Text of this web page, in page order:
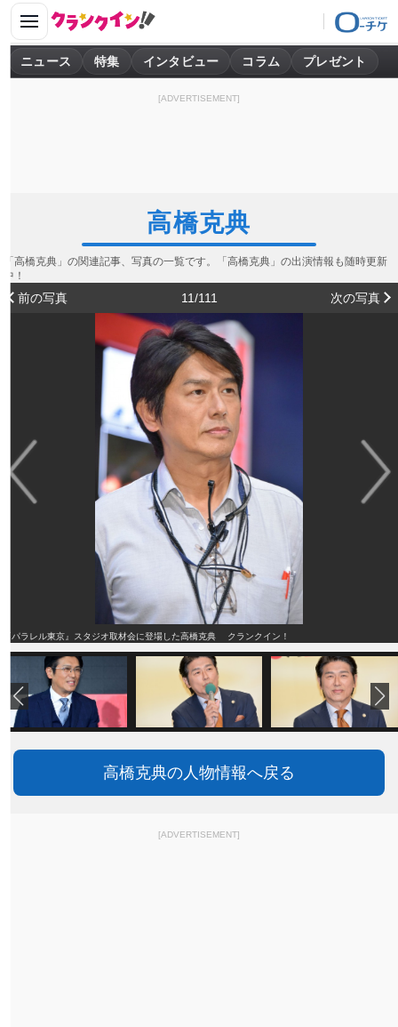
ニュース 特集 インタビュー コラム プレゼント
[ADVERTISEMENT]
高橋克典
「高橋克典」の関連記事、写真の一覧です。「高橋克典」の出演情報も随時更新
中！
前の写真 11/111 次の写真
『パラレル東京』スタジオ取材会に登場した高橋克典 クランクイン！
高橋克典の人物情報へ戻る
[ADVERTISEMENT]